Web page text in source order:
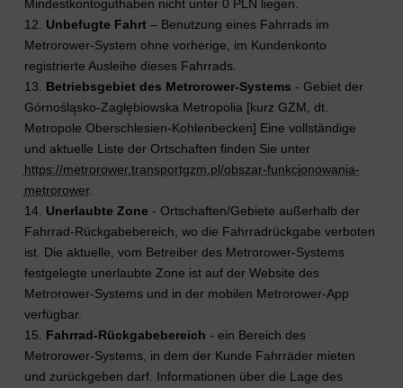
Mindestkontoguthaben nicht unter 0 PLN liegen.
12. Unbefugte Fahrt– Benutzung eines Fahrrads im
Metrorower-System ohne vorherige, im Kundenkonto
registrierte Ausleihe dieses Fahrrads.
13. Betriebsgebiet des Metrorower-Systems - Gebiet der
Górnośląsko-Zagłębiowska Metropolia [kurz GZM, dt.
Metropole Oberschlesien-Kohlenbecken] Eine vollständige
und aktuelle Liste der Ortschaften finden Sie unter
https://metrorower.transportgzm.pl/obszar-funkcjonowania-
metrorower.
14. Unerlaubte Zone - Ortschaften/Gebiete außerhalb der
Fahrrad-Rückgabebereich, wo die Fahrradrückgabe verboten
ist. Die aktuelle, vom Betreiber des Metrorower-Systems
festgelegte unerlaubte Zone ist auf der Website des
Metrorower-Systems und in der mobilen Metrorower-App
verfügbar.
15. Fahrrad-Rückgabebereich - ein Bereich des
Metrorower-Systems, in dem der Kunde Fahrräder mieten
und zurückgeben darf. Informationen über die Lage des